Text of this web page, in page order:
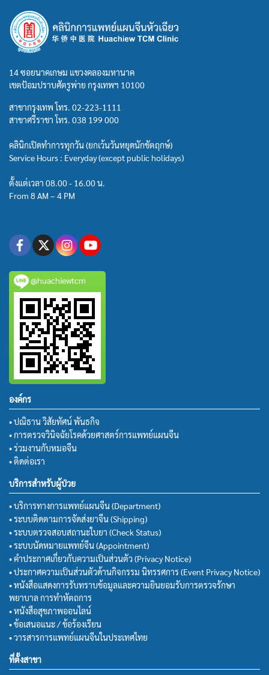
14 ซอยนาคเกษม แขวงคลองมหานาค
เขตป้อมปราบศัตรูพ่าย กรุงเทพฯ 10100
สาขากรุงเทพ โทร. 02-223-1111
สาขาศรีราชา โทร. 038 199 000
คลินิกเปิดทำการทุกวัน (ยกเว้นวันหยุดนักขัตฤกษ์)
Service Hours : Everyday (except public holidays)
ตั้งแต่เวลา 08.00 - 16.00 น.
From 8 AM – 4 PM
@huachiewtcm
องค์กร
• ปณิธาน วิสัยทัศน์ พันธกิจ
• การตรวจวินิจฉัยโรคด้วยศาสตร์การแพทย์แผนจีน
• ร่วมงานกับหมอจีน
• ติดต่อเรา
บริการสำหรับผู้ป่วย
• บริการทางการแพทย์แผนจีน (Department)
• ระบบติดตามการจัดส่งยาจีน (Shipping)
• ระบบตรวจสอบสถานะใบยา (Check Status)
• ระบบนัดหมายแพทย์จีน (Appointment)
• คำประกาศเกี่ยวกับความเป็นส่วนตัว (Privacy Notice)
• ประกาศความเป็นส่วนตัวด้านกิจกรรม นิทรรศการ (Event Privacy Notice)
• หนังสือแสดงการรับทราบข้อมูลและความยินยอมรับการตรวจรักษา
พยาบาล การทำหัตถการ
• หนังสือสุขภาพออนไลน์
• ข้อเสนอแนะ / ข้อร้องเรียน
• วารสารการแพทย์แผนจีนในประเทศไทย
ที่ตั้งสาขา